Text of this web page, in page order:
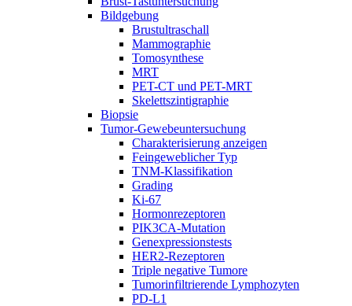
Bildgebung
Brustultraschall
Mammographie
Tomosynthese
MRT
PET-CT und PET-MRT
Skelettszintigraphie
Biopsie
Tumor-Gewebeuntersuchung
Charakterisierung anzeigen
Feingeweblicher Typ
TNM-Klassifikation
Grading
Ki-67
Hormonrezeptoren
PIK3CA-Mutation
Genexpressionstests
HER2-Rezeptoren
Triple negative Tumore
Tumorinfiltrierende Lymphozyten
PD-L1